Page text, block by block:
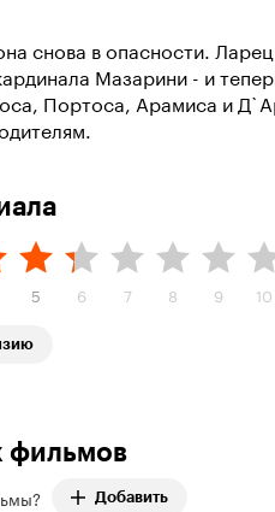
снова в опасности.
Мазарини - и
Портоса, Арамиса и
5 6 7 8 9 10
фильмов
Добавить